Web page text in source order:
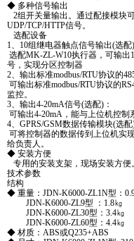
◆ 多种信号输出
2组开关量输出。通过配接模块
UDP/TCP/HTTP信号。
选配设备
1、10组继电器触点信号输出(选配)
选配MK-ZL-W10执行器，可输
号，实现分区控制器
2、输出标准modbus/RTU协议的
可输出标准modbus/RTU协议的
监控。
3、输出4-20mA信号(选配)：
可输出4-20mA，能与上位机控制
4、GPRS/GSM数据传输模块(选配)
可将控制器的数据传到上位机实
给负责人。
◆ 安装方便
专用的安装支架，现场安装方便。
技术参数
结构
◆ 重量：JDN-K6000-ZL1N型：
JDN-K6000-ZL9型 ：1.8㎏
JDN-K6000-ZL30型：3.4㎏
JDN-K6000-ZL60型：4.4㎏
◆ 材质：ABS或Q235+ABS